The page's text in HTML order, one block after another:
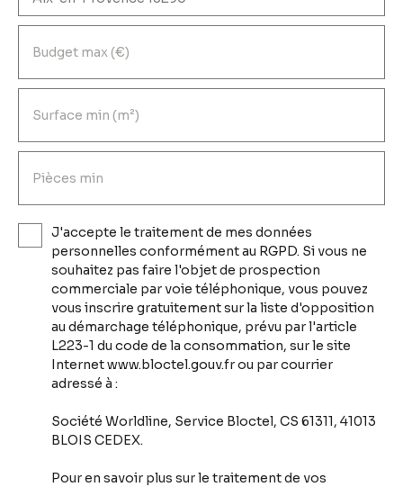
Budget max (€)
Surface min (m²)
Pièces min
J'accepte le traitement de mes données
personnelles conformément au RGPD. Si vous ne
souhaitez pas faire l'objet de prospection
commerciale par voie téléphonique, vous pouvez
vous inscrire gratuitement sur la liste d'opposition
au démarchage téléphonique, prévu par l'article
L223-1 du code de la consommation, sur le site
Internet www.bloctel.gouv.fr ou par courrier
adressé à :
Société Worldline, Service Bloctel, CS 61311, 41013
BLOIS CEDEX.
Pour en savoir plus sur le traitement de vos